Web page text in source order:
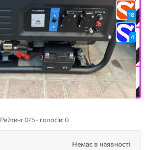
18
4
Рейтинг0/5 - голосів: 0
Немає в наявності